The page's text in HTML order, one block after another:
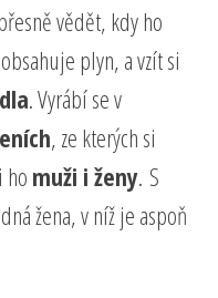
vědět, kdy ho
plyn, a vzít si
. Vyrábí se v
, ze kterých si
ho muži i ženy. S
žena, v níž je aspoň